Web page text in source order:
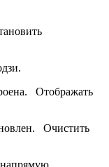
Отображать
Очистить